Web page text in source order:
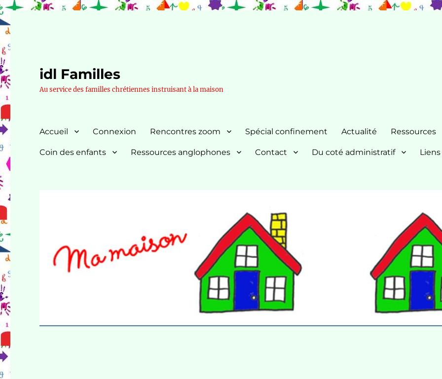
idl Familles
Au service des familles chrétiennes instruisant à la maison
Accueil Connexion Rencontres zoom Spécial confinement Actualité Ressources
Coin des enfants Ressources anglophones Contact Du coté administratif